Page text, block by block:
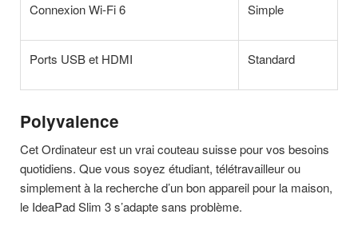
Connexion Wi-Fi 6 Simple
Ports USB et HDMI Standard
Polyvalence
Cet Ordinateur est un vrai couteau suisse pour vos besoins
quotidiens. Que vous soyez étudiant, télétravailleur ou
simplement à la recherche d’un bon appareil pour la maison,
le IdeaPad Slim 3 s’adapte sans problème.